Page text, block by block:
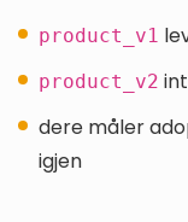
product_v1
product_v2
dere måler
igjen